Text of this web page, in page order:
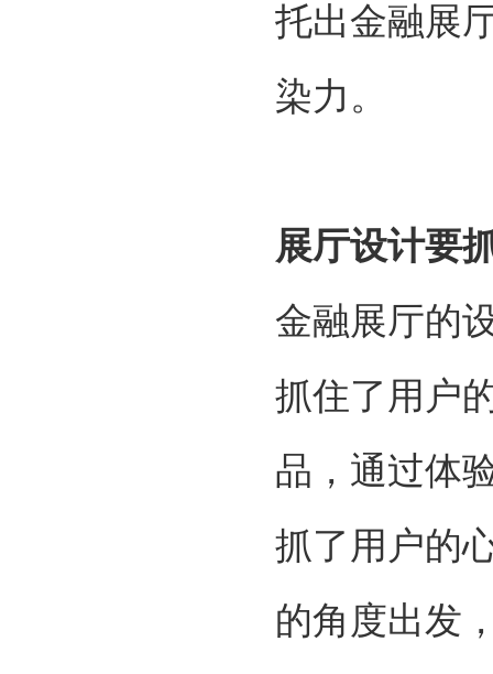
托出金融展
染力。
展厅设计要
金融展厅的
抓住了用户
品，通过体
抓了用户的
的角度出发